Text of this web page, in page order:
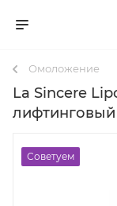
Омоложение
La Sincere
лифтинговый
Советуем